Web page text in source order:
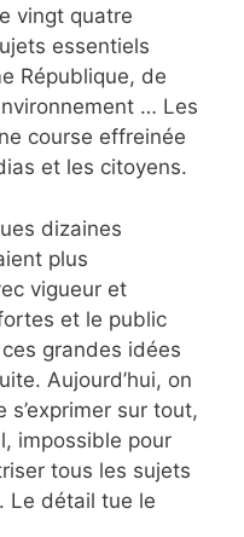
vingt quatre
essentiels
République, de
… Les
course effreinée
et les citoyens.
dizaines
plus
vigueur et
et le public
grandes idées
Aujourd’hui, on
sur tout,
impossible pour
tous les sujets
Le détail tue le